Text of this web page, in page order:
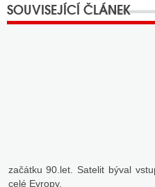
začátku 90.let. Satelit býval
celé Evropy.